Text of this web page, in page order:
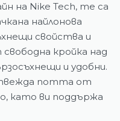
на Nike Tech, те са
найлонова
свойства и
кройка над
и удобни.
потта от
като ви поддържа